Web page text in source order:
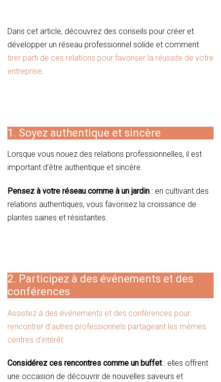
Dans cet article, découvrez des conseils pour créer et
développer un réseau professionnel solide et comment
tirer parti de ces relations pour favoriser la réussite de votre
entreprise.
1. Soyez authentique et sincère
Lorsque vous nouez des relations professionnelles, il est
important d’être authentique et sincère.
Pensez à votre réseau comme à un jardin : en cultivant des
relations authentiques, vous favorisez la croissance de
plantes saines et résistantes.
2. Participez à des événements et des
conférences
Assistez à des événements et des conférences pour
rencontrer d’autres professionnels partageant les mêmes
centres d’intérêt.
Considérez ces rencontres comme un buffet: elles offrent
une occasion de découvrir de nouvelles saveurs et